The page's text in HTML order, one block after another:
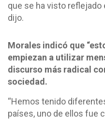
que se ha visto reflejado
dijo.
Morales indicó que
empiezan a utilizar
discurso más radical
sociedad.
“Hemos tenido
países, uno de ellos fue